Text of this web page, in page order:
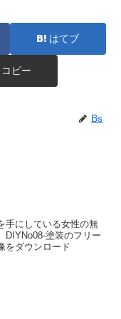
はてブ
コピー
Bs
手にしている女性の無
DIYNo08-塗装のフリー
をダウンロード